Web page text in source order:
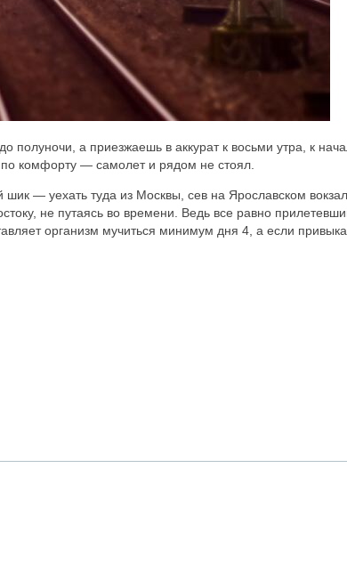
полуночи, а приезжаешь в аккурат к восьми утра, к
комфорту — самолет и рядом не стоял.
— уехать туда из Москвы, сев на Ярославском
не путаясь во времени. Ведь все равно
организм мучиться минимум дня 4, а если